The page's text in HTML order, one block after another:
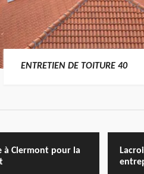
ENTRETIEN DE TOITURE 40
à Clermont pour la